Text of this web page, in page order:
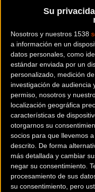
Su
Nosotros y nuestros 1538
a información en un
datos personales, como
estándar enviada por un
personalizado, medición
investigación de audiencia
permiso, nosotros y
localización geográfica
características de
otorgarnos su
socios para que llevemos
descrito. De forma
más detallada y cambiar
negar su consentimiento.
procesamiento de sus
su consentimiento, pero
¿Eres el propietario de esta
Premium